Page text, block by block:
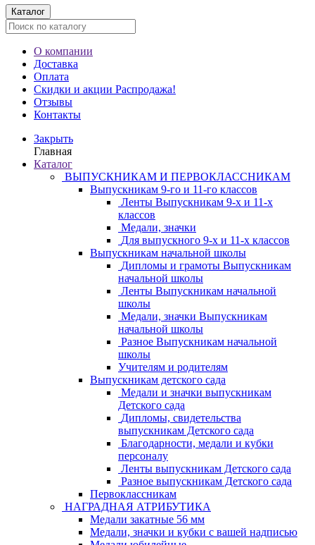
Каталог
О компании
Доставка
Оплата
Скидки и акции Распродажа!
Отзывы
Контакты
Закрыть
Главная
Каталог
ВЫПУСКНИКАМ И ПЕРВОКЛАССНИКАМ
Выпускникам 9-го и 11-го классов
Ленты Выпускникам 9-х и 11-х
классов
Медали, значки
Для выпускного 9-х и 11-х классов
Выпускникам начальной школы
Дипломы и грамоты Выпускникам
начальной школы
Ленты Выпускникам начальной
школы
Медали, значки Выпускникам
начальной школы
Разное Выпускникам начальной
школы
Учителям и родителям
Выпускникам детского сада
Медали и значки выпускникам
Детского сада
Дипломы, свидетельства
выпускникам Детского сада
Благодарности, медали и кубки
персоналу
Ленты выпускникам Детского сада
Разное выпускникам Детского сада
Первоклассникам
НАГРАДНАЯ АТРИБУТИКА
Медали закатные 56 мм
Медали, значки и кубки с вашей надписью